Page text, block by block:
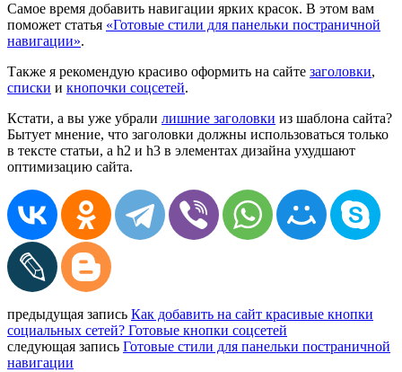
Самое время добавить навигации ярких красок. В этом вам
поможет статья «Готовые стили для панельки постраничной
навигации».
Также я рекомендую красиво оформить на сайте заголовки,
списки и кнопочки соцсетей.
Кстати, а вы уже убрали лишние заголовки из шаблона сайта?
Бытует мнение, что заголовки должны использоваться только
в тексте статьи, а h2 и h3 в элементах дизайна ухудшают
оптимизацию сайта.
предыдущая запись Как добавить на сайт красивые кнопки
социальных сетей? Готовые кнопки соцсетей
следующая запись Готовые стили для панельки постраничной
навигации